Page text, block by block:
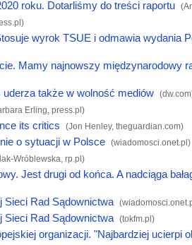
roku. Dotarliśmy do treści raportu
)
wyrok TSUE i odmawia wydania
Mamy najnowszy międzynarodowy
także w wolność mediów (dw.com
Erling, press.pl)
its critics (Jon Henley, theguardian.com)
o sytuacji w Polsce (wiadomosci.onet.pl)
Wróblewska, rp.pl)
Jest drugi od końca. A nadciąga
Sieci Rad Sądownictwa (
Sieci Rad Sądownictwa (tokfm.pl)
organizacji. "Najbardziej ucierpi